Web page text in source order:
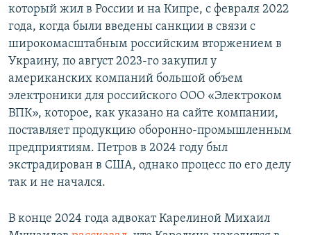
который жил в России и на Кипре, с февраля 2022
года, когда были введены санкции в связи с
широкомасштабным российским вторжением в
Украину, по август 2023-го закупил у
американских компаний большой объем
электроники для российского ООО «Электроком
ВПК», которое, как указано на сайте компании,
поставляет продукцию оборонно-промышленным
предприятиям. Петров в 2024 году был
экстрадирован в США, однако процесс по его делу
так и не начался.
В конце 2024 года адвокат Карелиной Михаил